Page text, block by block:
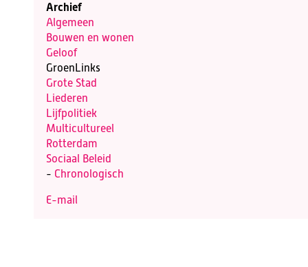
Archief
Algemeen
Bouwen en wonen
Geloof
GroenLinks
Grote Stad
Liederen
Lijfpolitiek
Multicultureel
Rotterdam
Sociaal Beleid
- Chronologisch
E-mail